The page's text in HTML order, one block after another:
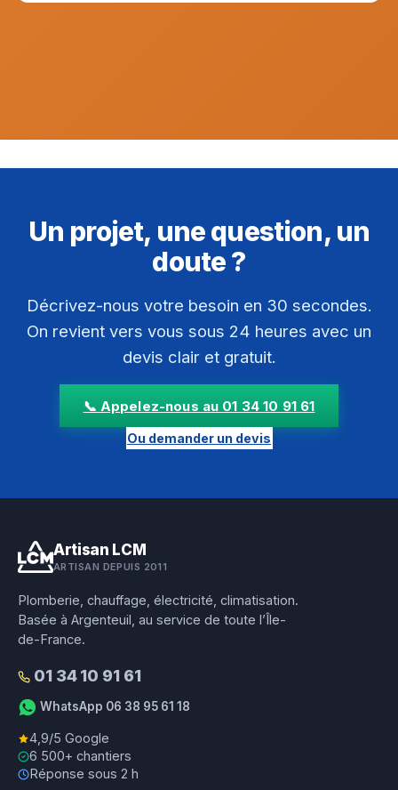
Un projet, une question, un
doute ?
Décrivez-nous votre besoin en 30 secondes.
On revient vers vous sous 24 heures avec un
devis clair et gratuit.
📞 Appelez-nous au 01 34 10 91 61
Ou demander un devis
Artisan LCM
ARTISAN DEPUIS 2011
Plomberie, chauffage, électricité, climatisation.
Basée à Argenteuil, au service de toute l’Île-
de-France.
01 34 10 91 61
WhatsApp 06 38 95 61 18
4,9/5 Google
6 500+ chantiers
Réponse sous 2 h